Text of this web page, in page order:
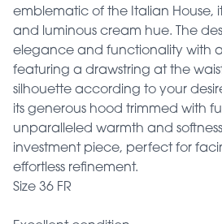
emblematic of the Italian House,
and luminous cream hue. The
elegance and functionality with
featuring a drawstring at the
silhouette according to your
its generous hood trimmed with
unparalleled warmth and
investment piece, perfect for
effortless refinement.
Size 36 FR